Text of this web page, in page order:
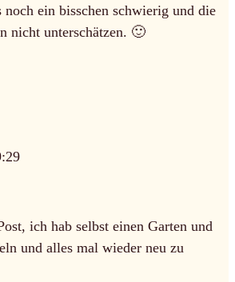
noch ein bisschen schwierig und die
nicht unterschätzen. 🙂
ich hab selbst einen Garten und
und alles mal wieder neu zu